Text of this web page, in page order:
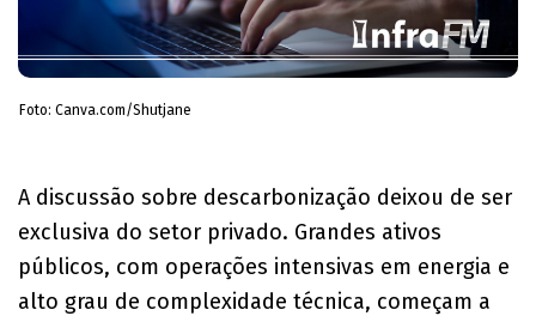
Foto: Canva.com/Shutjane
​A discussão sobre descarbonização deixou de ser
exclusiva do setor privado. Grandes ativos
públicos, com operações intensivas em energia e
alto grau de complexidade técnica, começam a